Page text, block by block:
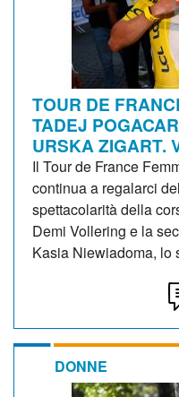
TOUR DE
TADEJ
URSKA ZIGART.
Il Tour de France
continua a regalarci
spettacolarità della
Demi Vollering e la
Kasia Niewiadoma, lo
DONNE